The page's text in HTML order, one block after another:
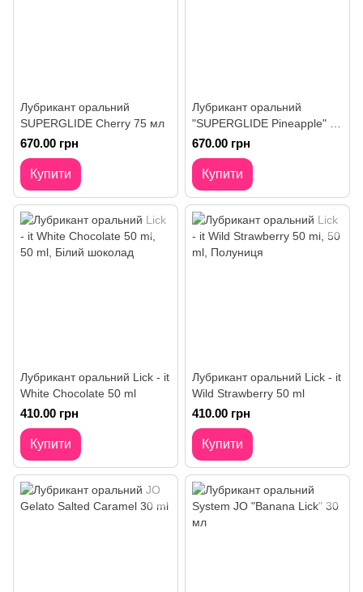
Лубрикант оральний
SUPERGLIDE Cherry 75 мл
670.00 грн
Купити
Лубрикант оральний
"SUPERGLIDE Pineapple" 75
ml
670.00 грн
Купити
Лубрикант оральний Lick - it
White Chocolate 50 ml
410.00 грн
Купити
Лубрикант оральний Lick - it
Wild Strawberry 50 ml
410.00 грн
Купити